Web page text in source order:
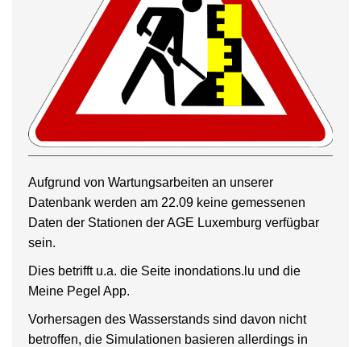
Aufgrund von Wartungsarbeiten an unserer
Datenbank werden am 22.09 keine gemessenen
Daten der Stationen der AGE Luxemburg verfügbar
sein.
Dies betrifft u.a. die Seite inondations.lu und die
Meine Pegel App.
Vorhersagen des Wasserstands sind davon nicht
betroffen, die Simulationen basieren allerdings in